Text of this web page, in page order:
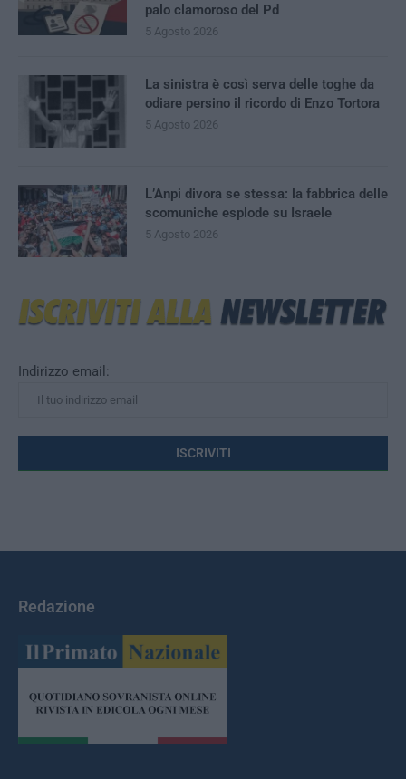
Indirizzo email:
palo clamoroso del Pd
5 Agosto 2026
La sinistra è così serva delle toghe da
odiare persino il ricordo di Enzo Tortora
5 Agosto 2026
L’Anpi divora se stessa: la fabbrica delle
scomuniche esplode su Israele
5 Agosto 2026
Redazione